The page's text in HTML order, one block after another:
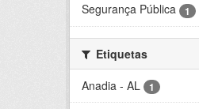
Segurança Pública 1
Etiquetas
Anadia - AL
1